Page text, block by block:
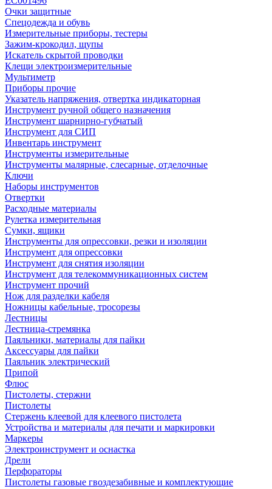
Очки защитные
Спецодежда и обувь
Измерительные приборы, тестеры
Зажим-крокодил, щупы
Искатель скрытой проводки
Клещи электроизмерительные
Мультиметр
Приборы прочие
Указатель напряжения, отвертка индикаторная
Инструмент ручной общего назначения
Инструмент шарнирно-губчатый
Инструмент для СИП
Инвентарь инструмент
Инструменты измерительные
Инструменты малярные, слесарные, отделочные
Ключи
Наборы инструментов
Отвертки
Расходные материалы
Рулетка измерительная
Сумки, ящики
Инструменты для опрессовки, резки и изоляции
Инструмент для опрессовки
Инструмент для снятия изоляции
Инструмент для телекоммуникационных систем
Инструмент прочий
Нож для разделки кабеля
Ножницы кабельные, тросорезы
Лестницы
Лестница-стремянка
Паяльники, материалы для пайки
Аксессуары для пайки
Паяльник электрический
Припой
Флюс
Пистолеты, стержни
Пистолеты
Стержень клеевой для клеевого пистолета
Устройства и материалы для печати и маркировки
Маркеры
Электроинструмент и оснастка
Дрели
Перфораторы
Пистолеты газовые гвоздезабивные и комплектующие